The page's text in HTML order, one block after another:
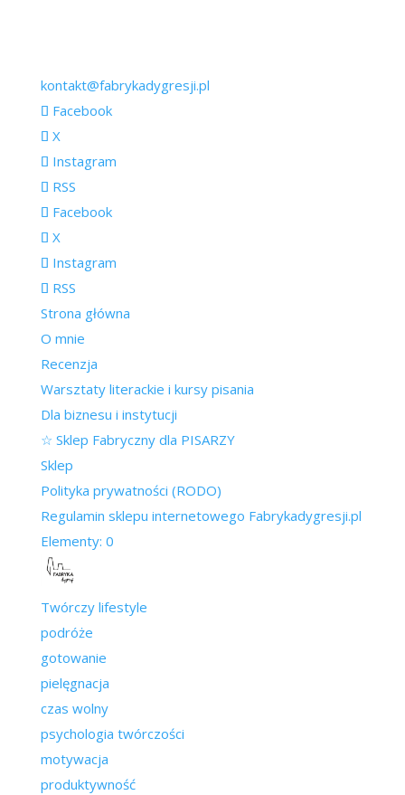
kontakt@fabrykadygresji.pl
Facebook
X
Instagram
RSS
Facebook
X
Instagram
RSS
Strona główna
O mnie
Recenzja
Warsztaty literackie i kursy pisania
Dla biznesu i instytucji
☆ Sklep Fabryczny dla PISARZY
Sklep
Polityka prywatności (RODO)
Regulamin sklepu internetowego Fabrykadygresji.pl
Elementy: 0
Twórczy lifestyle
podróże
gotowanie
pielęgnacja
czas wolny
psychologia twórczości
motywacja
produktywność